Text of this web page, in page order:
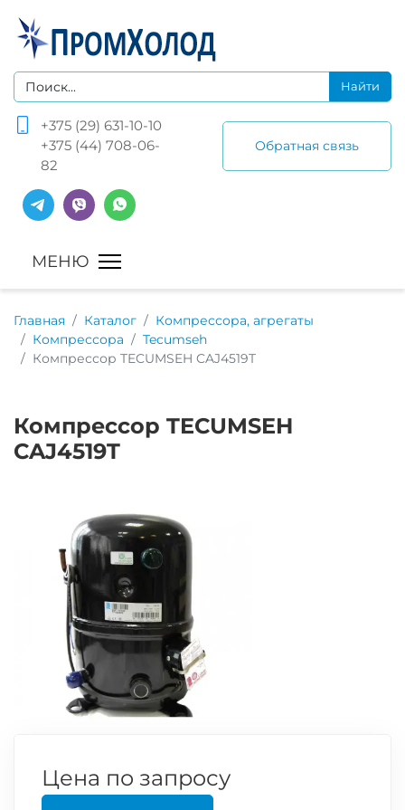
+375 (29) 631-10-10
+375 (44) 708-06-
82
Обратная связь
Главная Каталог
Компрессора, агрегаты
Компрессора
Tecumseh
Компрессор TECUMSEH CAJ4519T
Компрессор TECUMSEH
CAJ4519T
Цена по запросу